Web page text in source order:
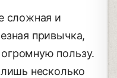
сложная и
привычка,
пользу.
несколько